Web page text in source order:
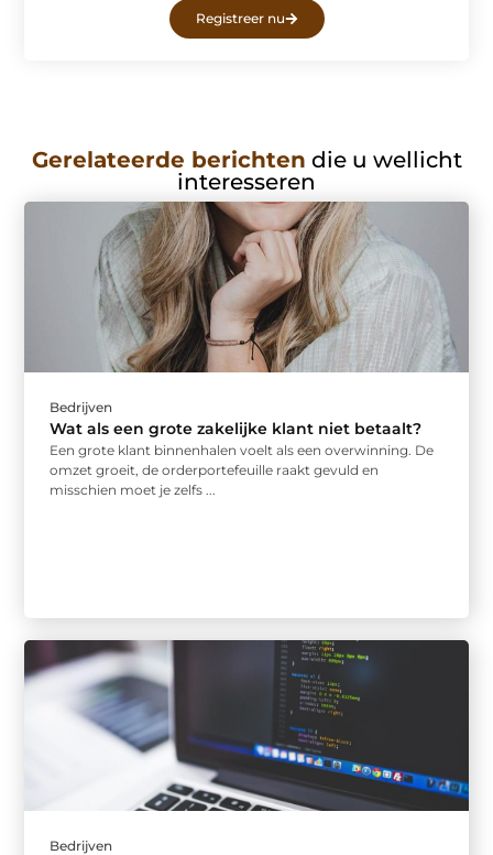
Registreer nu
Gerelateerde berichten die u wellicht
interesseren
Bedrijven
Wat als een grote zakelijke klant niet betaalt?
Een grote klant binnenhalen voelt als een overwinning. De
omzet groeit, de orderportefeuille raakt gevuld en
misschien moet je zelfs ...
Bedrijven